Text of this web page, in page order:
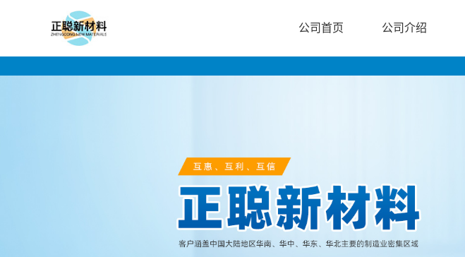
公司首页 公司介绍